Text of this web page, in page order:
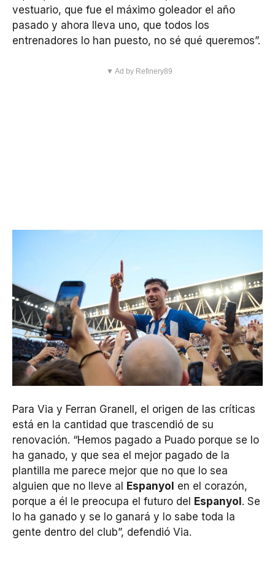
vestuario, que fue el máximo goleador el año
pasado y ahora lleva uno, que todos los
entrenadores lo han puesto, no sé qué queremos”.
▼ Ad by Refinery89
Para Via y Ferran Granell, el origen de las críticas
está en la cantidad que trascendió de su
renovación. “Hemos pagado a Puado porque se lo
ha ganado, y que sea el mejor pagado de la
plantilla me parece mejor que no que lo sea
alguien que no lleve al Espanyol en el corazón,
porque a él le preocupa el futuro del Espanyol. Se
lo ha ganado y se lo ganará y lo sabe toda la
gente dentro del club”, defendió Via.